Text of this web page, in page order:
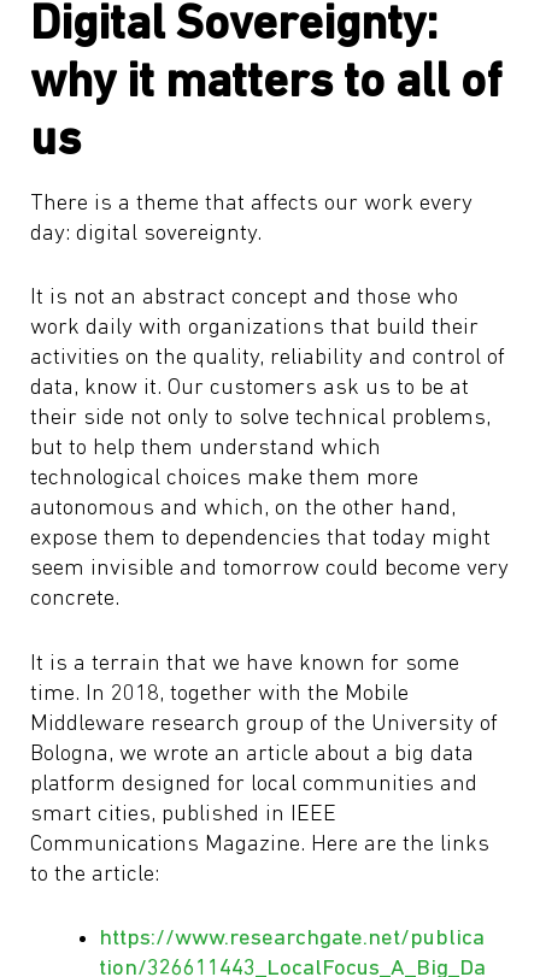
Digital Sovereignty:
why it matters to all of
us
There is a theme that affects our work every
day: digital sovereignty.
It is not an abstract concept and those who
work daily with organizations that build their
activities on the quality, reliability and control of
data, know it. Our customers ask us to be at
their side not only to solve technical problems,
but to help them understand which
technological choices make them more
autonomous and which, on the other hand,
expose them to dependencies that today might
seem invisible and tomorrow could become very
concrete.
It is a terrain that we have known for some
time. In 2018, together with the Mobile
Middleware research group of the University of
Bologna, we wrote an article about a big data
platform designed for local communities and
smart cities, published in IEEE
Communications Magazine. Here are the links
to the article:
https://www.researchgate.net/publica
tion/326611443_LocalFocus_A_Big_Da